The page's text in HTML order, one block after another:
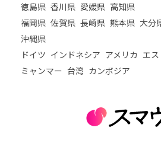
徳島県 香川県 愛媛県 高知県
福岡県 佐賀県 長崎県 熊本県 大分
沖縄県
ドイツ インドネシア アメリカ エ
ミャンマー 台湾 カンボジア